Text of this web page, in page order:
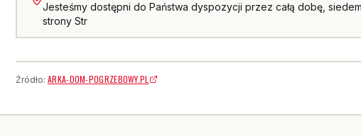
Jesteśmy dostępni do Państwa dyspozycji przez całą dobę,
strony Str
Źródło: ARKA-DOM-POGRZEBOWY.PL